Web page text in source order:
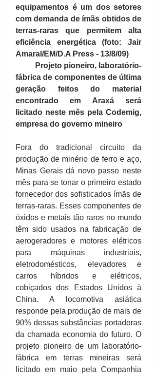
equipamentos é um dos setores
com demanda de ímãs obtidos de
terras-raras que permitem alta
eficiência energética (foto: Jair
Amaral/EM/D.A Press - 13/8/09)
fábrica de componentes de última
geração feitos do material
encontrado em Araxá será
licitado neste mês pela Codemig,
empresa do governo mineiro
Fora do tradicional circuito da
produção de minério de ferro e aço,
Minas Gerais dá novo passo neste
mês para se tonar o primeiro estado
fornecedor dos sofisticados ímãs de
terras-raras. Esses componentes de
óxidos e metais tão raros no mundo
têm sido usados na fabricação de
aerogeradores e motores elétricos
para máquinas industriais,
eletrodomésticos, elevadores e
carros híbridos e elétricos,
cobiçados dos Estados Unidos à
China. A locomotiva asiática
responde pela produção de mais de
90% dessas substâncias portadoras
da chamada economia do futuro. O
projeto pioneiro de um laboratório-
fábrica em terras mineiras será
licitado em maio pela Companhia